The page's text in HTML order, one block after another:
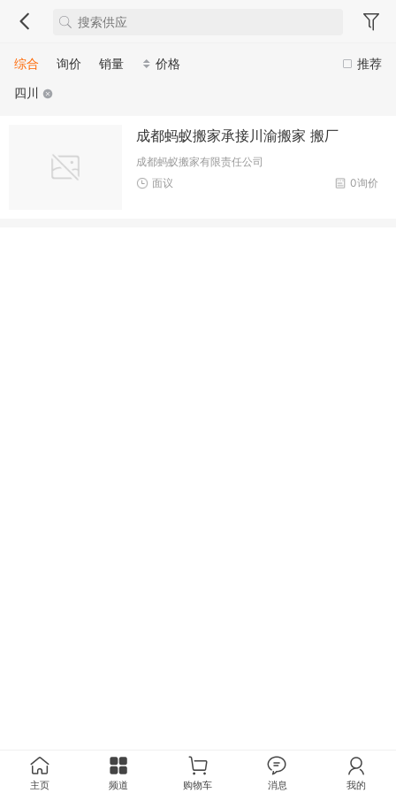
推荐
综合 询价 销量
价格
四川
成都蚂蚁搬家承接川渝搬家 搬厂
成都蚂蚁搬家有限责任公司
0询价
面议
主页 频道 购物车 消息 我的